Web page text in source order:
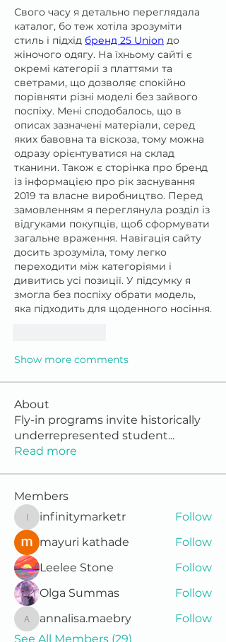
Свого часу я детально переглядала
каталог, бо теж хотіла зрозуміти
стиль і підхід бренд 25 Union до
жіночого одягу. На їхньому сайті є
окремі категорії з платтями та
светрами, що дозволяє спокійно
порівняти різні моделі без зайвого
поспіху. Мені сподобалось, що в
описах зазначені матеріали, серед
яких бавовна та віскоза, тому можна
одразу орієнтуватися на склад
тканини. Також є сторінка про бренд
із інформацією про рік заснування
2019 та власне виробництво. Перед
замовленням я переглянула розділ із
відгуками покупців, щоб сформувати
загальне враження. Навігація сайту
досить зрозуміла, тому легко
переходити між категоріями і
дивитись усі позиції. У підсумку я
змогла без поспіху обрати модель,
яка підходить для щоденного носіння.
Show more comments
About
Fly-in programs invite historically
underrepresented student...
Read more
Members
infinitymarketr
infinitymarketr
Follow
mayuri kathade
Follow
Leelee Stone
Follow
Olga Summas
Follow
annalisa.maebry
annalisa.maebry
Follow
See All Members (29)